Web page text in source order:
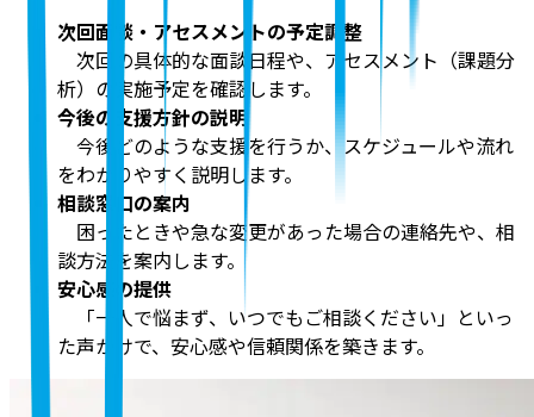
次回面談・アセスメントの予定調整
次回の具体的な面談日程や、アセスメント（課題分
析）の実施予定を確認します。
今後の支援方針の説明
今後どのような支援を行うか、スケジュールや流れ
をわかりやすく説明します。
相談窓口の案内
困ったときや急な変更があった場合の連絡先や、相
談方法を案内します。
安心感の提供
「一人で悩まず、いつでもご相談ください」といっ
た声かけで、安心感や信頼関係を築きます。